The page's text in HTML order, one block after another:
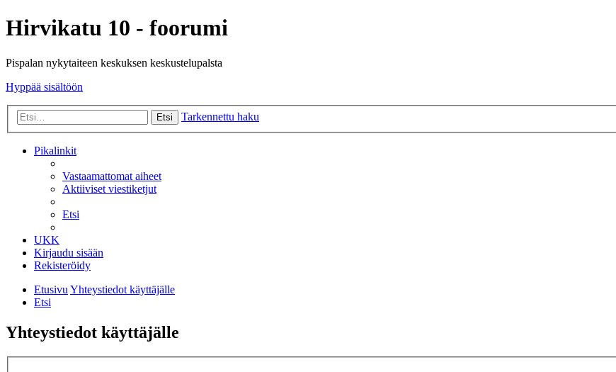
Hirvikatu 10 - foorumi
Pispalan nykytaiteen keskuksen keskustelupalsta
Hyppää sisältöön
Etsi Tarkennettu haku
Pikalinkit
Vastaamattomat aiheet
Aktiiviset viestiketjut
Etsi
UKK
Kirjaudu sisään
Rekisteröidy
EtusivuYhteystiedot käyttäjälle
Etsi
Yhteystiedot käyttäjälle